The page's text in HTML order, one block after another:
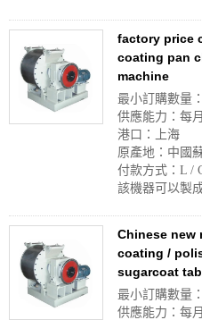
factory price
coating pan
machine
最小訂購數量
供應能力：每
港口：上海
原產地：中國
付款方式：L /
該機器可以製
Chinese new
coating /
sugarcoat
最小訂購數量
供應能力：每